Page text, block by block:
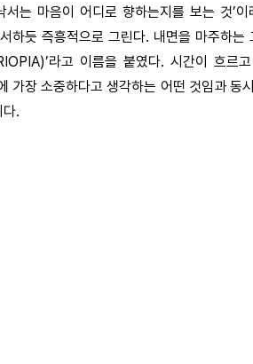
서는 마음이 어디로 향하는지를 보는 것’
하듯 즉흥적으로 그린다. 내면을 마주하는
라고 이름을 붙였다. 시간이 흐르
가장 소중하다고 생각하는 어떤 것임과 동
.